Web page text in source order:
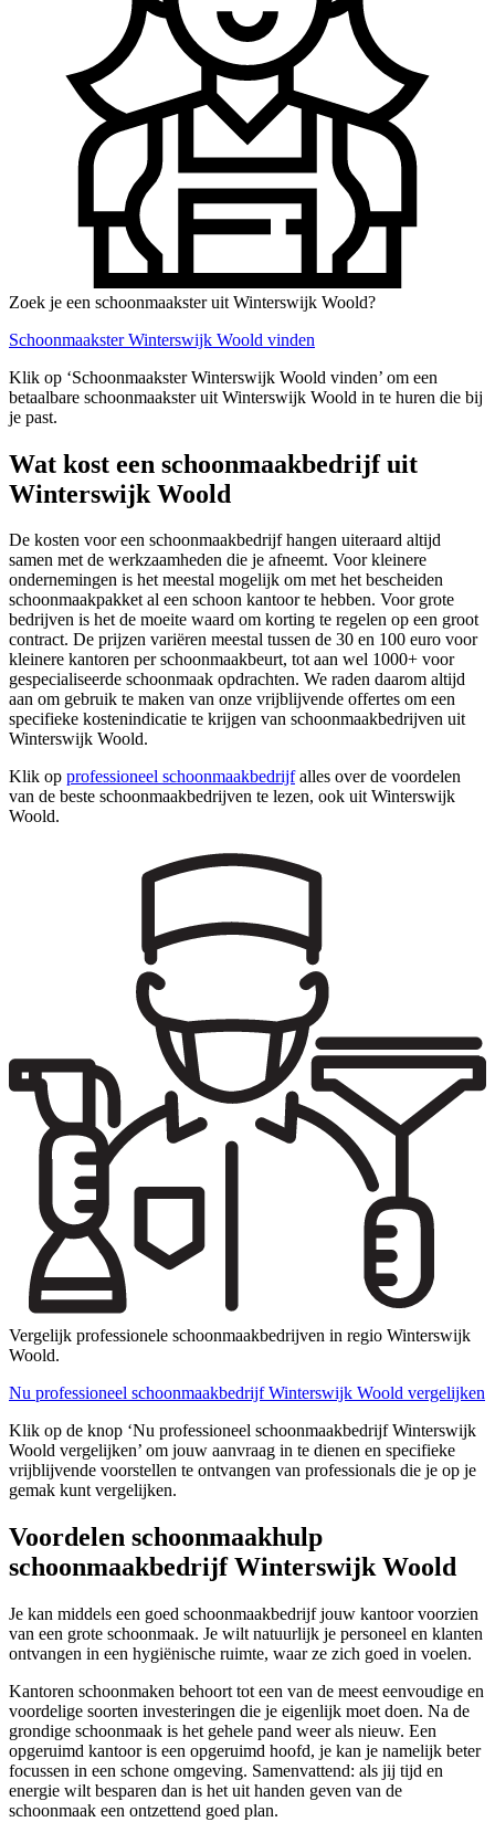
Zoek je een schoonmaakster uit Winterswijk Woold?
Schoonmaakster Winterswijk Woold vinden
Klik op ‘Schoonmaakster Winterswijk Woold vinden’ om een
betaalbare schoonmaakster uit Winterswijk Woold in te huren die bij
je past.
Wat kost een schoonmaakbedrijf uit
Winterswijk Woold
De kosten voor een schoonmaakbedrijf hangen uiteraard altijd
samen met de werkzaamheden die je afneemt. Voor kleinere
ondernemingen is het meestal mogelijk om met het bescheiden
schoonmaakpakket al een schoon kantoor te hebben. Voor grote
bedrijven is het de moeite waard om korting te regelen op een groot
contract. De prijzen variëren meestal tussen de 30 en 100 euro voor
kleinere kantoren per schoonmaakbeurt, tot aan wel 1000+ voor
gespecialiseerde schoonmaak opdrachten. We raden daarom altijd
aan om gebruik te maken van onze vrijblijvende offertes om een
specifieke kostenindicatie te krijgen van schoonmaakbedrijven uit
Winterswijk Woold.
Klik op professioneel schoonmaakbedrijfalles over de voordelen
van de beste schoonmaakbedrijven te lezen, ook uit Winterswijk
Woold.
Vergelijk professionele schoonmaakbedrijven in regio Winterswijk
Woold.
Nu professioneel schoonmaakbedrijf Winterswijk Woold vergelijken
Klik op de knop ‘Nu professioneel schoonmaakbedrijf Winterswijk
Woold vergelijken’ om jouw aanvraag in te dienen en specifieke
vrijblijvende voorstellen te ontvangen van professionals die je op je
gemak kunt vergelijken.
Voordelen schoonmaakhulp
schoonmaakbedrijf Winterswijk Woold
Je kan middels een goed schoonmaakbedrijf jouw kantoor voorzien
van een grote schoonmaak. Je wilt natuurlijk je personeel en klanten
ontvangen in een hygiënische ruimte, waar ze zich goed in voelen.
Kantoren schoonmaken behoort tot een van de meest eenvoudige en
voordelige soorten investeringen die je eigenlijk moet doen. Na de
grondige schoonmaak is het gehele pand weer als nieuw. Een
opgeruimd kantoor is een opgeruimd hoofd, je kan je namelijk beter
focussen in een schone omgeving. Samenvattend: als jij tijd en
energie wilt besparen dan is het uit handen geven van de
schoonmaak een ontzettend goed plan.